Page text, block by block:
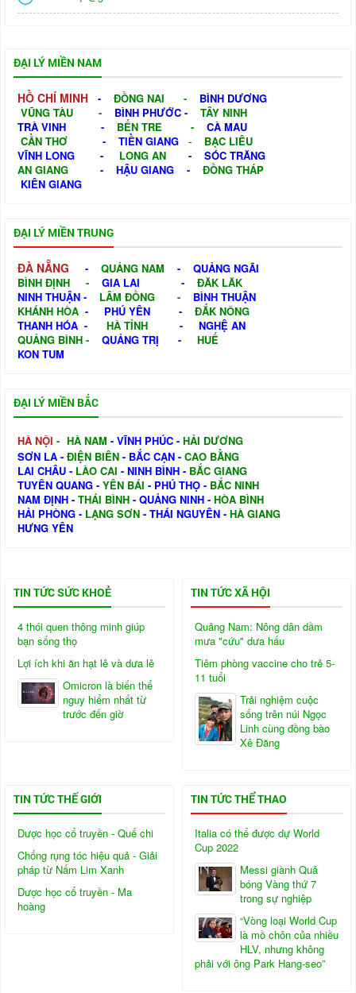
ĐẠI LÝ MIỀN NAM
HỒ CHÍ MINH - ĐỒNG NAI - BÌNH DƯƠNG
VŨNG TÀU - BÌNH PHƯỚC - TÂY NINH
TRÀ VINH - BẾN TRE - CÀ MAU
CẦN THƠ - TIỀN GIANG - BẠC LIÊU
VĨNH LONG
- LONG AN - SÓC TRĂNG
AN GIANG
- HẬU GIANG -
ĐỒNG THÁP
KIÊN GIANG
ĐẠI LÝ MIỀN TRUNG
ĐÀ NẴNG - QUẢNG NAM - QUẢNG NGÃI
BÌNH ĐỊNH
- GIA LAI - ĐĂK LĂK
NINH THUẬN - LÂM ĐỒNG - BÌNH THUẬN
KHÁNH HÒA - PHÚ YÊN -
ĐẮK NÔNG
THANH HÓA - HÀ TỈNH -
NGHỆ AN
QUẢNG BÌNH - QUẢNG TRỊ -
HUẾ
KON TUM
ĐẠI LÝ MIỀN BẮC
HÀ NỘI - HÀ NAM - VĨNH PHÚC - HẢI DƯƠNG
SƠN LA - ĐIỆN BIÊN - BẮC CẠN - CAO BẰNG
LAI CHÂU - LÀO CAI - NINH BÌNH - BẮC GIANG
TUYÊN QUANG - YÊN BÁI - PHÚ THỌ - BẮC NINH
NAM ĐỊNH - THÁI BÌNH - QUẢNG NINH - HÒA BÌNH
HẢI PHÒNG - LẠNG SƠN - THÁI NGUYÊN - HÀ GIANG
HƯNG YÊN
TIN TỨC SỨC KHOẺ
4 thói quen thông minh giúp
bạn sống thọ
Lợi ích khi ăn hạt lê và dưa lê
Omicron là biến thể
nguy hiểm nhất từ
trước đến giờ
TIN TỨC XÃ HỘI
Quảng Nam: Nông dân dầm
mưa "cứu" dưa hấu
Tiêm phòng vaccine cho trẻ 5-
11 tuổi
Trải nghiệm cuộc
sống trên núi Ngọc
Linh cùng đồng bào
Xê Đăng
TIN TỨC THẾ GIỚI
Dược học cổ truyền - Quế chi
Chống rụng tóc hiệu quả - Giải
pháp từ Nấm Lim Xanh
Dược học cổ truyền - Ma
hoàng
TIN TỨC THỂ THAO
Italia có thể được dự World
Cup 2022
Messi giành Quả
bóng Vàng thứ 7
trong sự nghiệp
“Vòng loại World Cup
là mồ chôn của nhiều
HLV, nhưng không
phải với ông Park Hang-seo”